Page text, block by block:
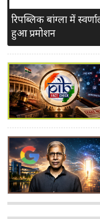
रिपब्लिक बांग्ला में
हुआ प्रमोशन